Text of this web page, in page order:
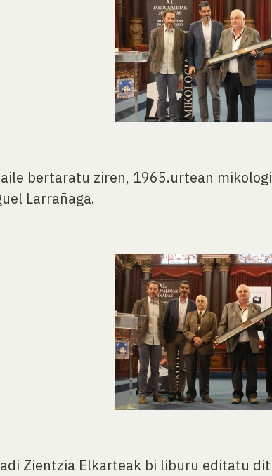
bertaratu ziren, 1965.urtean
Larrañaga.
Zientzia Elkarteak bi liburu editatu